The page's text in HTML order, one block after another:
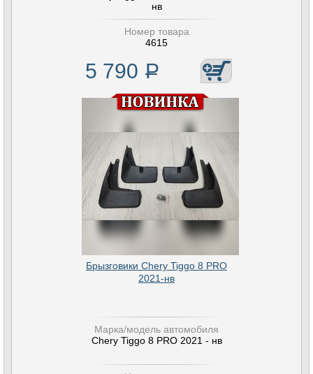
нв
Номер товара
4615
5 790 Р
Брызговики Chery Tiggo 8 PRO
2021-нв
Марка/модель автомобиля
Chery Tiggo 8 PRO 2021 - нв